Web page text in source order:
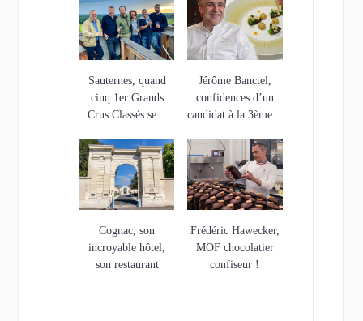
Sauternes, quand
cinq 1er Grands
Crus Classés se...
Jérôme Banctel,
confidences d’un
candidat à la 3ème...
Cognac, son
incroyable hôtel,
son restaurant
Frédéric Hawecker,
MOF chocolatier
confiseur !